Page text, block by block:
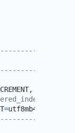
=utf8mb4